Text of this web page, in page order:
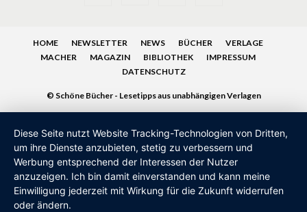
HOME NEWSLETTER NEWS BÜCHER
VERLAGE
MACHER
MAGAZIN BIBLIOTHEK
IMPRESSUM
DATENSCHUTZ
© Schöne Bücher - Lesetipps aus unabhängigen Verlagen
Diese Seite nutzt Website Tracking-Technologien von Dritten,
um ihre Dienste anzubieten, stetig zu verbessern und
Werbung entsprechend der Interessen der Nutzer
anzuzeigen. Ich bin damit einverstanden und kann meine
Einwilligung jederzeit mit Wirkung für die Zukunft widerrufen
oder ändern.